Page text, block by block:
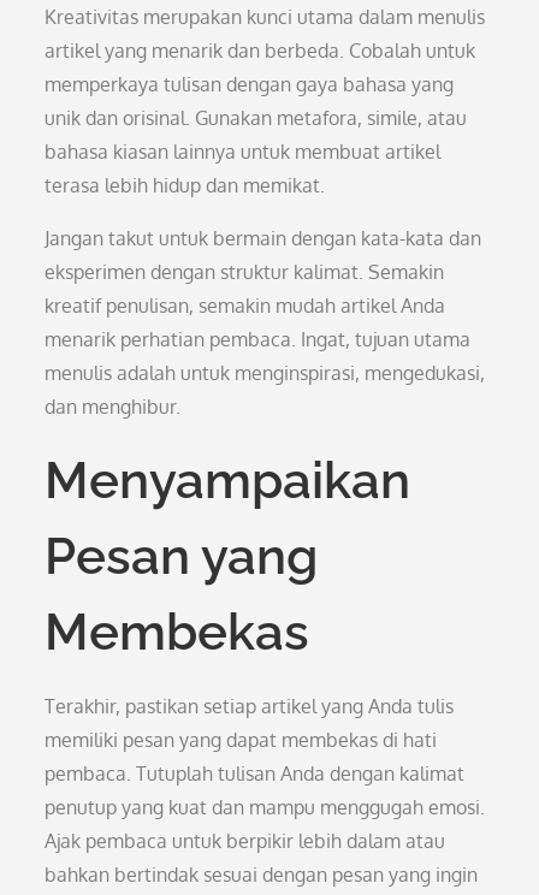
Kreativitas merupakan kunci utama dalam menulis
artikel yang menarik dan berbeda. Cobalah untuk
memperkaya tulisan dengan gaya bahasa yang
unik dan orisinal. Gunakan metafora, simile, atau
bahasa kiasan lainnya untuk membuat artikel
terasa lebih hidup dan memikat.
Jangan takut untuk bermain dengan kata-kata dan
eksperimen dengan struktur kalimat. Semakin
kreatif penulisan, semakin mudah artikel Anda
menarik perhatian pembaca. Ingat, tujuan utama
menulis adalah untuk menginspirasi, mengedukasi,
dan menghibur.
Menyampaikan
Pesan yang
Membekas
Terakhir, pastikan setiap artikel yang Anda tulis
memiliki pesan yang dapat membekas di hati
pembaca. Tutuplah tulisan Anda dengan kalimat
penutup yang kuat dan mampu menggugah emosi.
Ajak pembaca untuk berpikir lebih dalam atau
bahkan bertindak sesuai dengan pesan yang ingin